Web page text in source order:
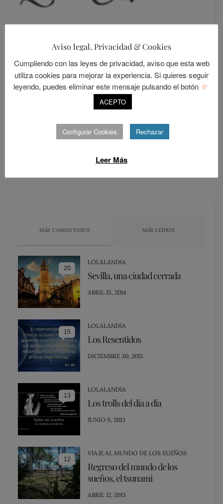
SIGUE A LOLANDIA
Únete a otros 421 suscriptores
MÁS COMENTADOS MÁS LEÍDOS
20
LOLALANDIA
Sevilla, una ciudad cerrada
POSTED
ABRIL 15, 2014
15
LOLALANDIA
Los Resentidos
POSTED
DICIEMBRE 30, 2015
13
LOLALANDIA
Los trolls del día a día
POSTED
JUNIO 9, 2013
12
VIAJE AL MUNDO DE LOS SUEÑOS
Regreso del mundo de los
sueños, el tsunami
POSTED
ABRIL 12, 2013
Aviso legal, Privacidad & Cookies
Cumpliendo con las leyes de privacidad, aviso que esta web
utiliza cookies para mejorar la experiencia. Si quieres seguir
leyendo, puedes eliminar este mensaje pulsando el botón
ACEPTO
Configurar Cookies Rechazar
Leer Más